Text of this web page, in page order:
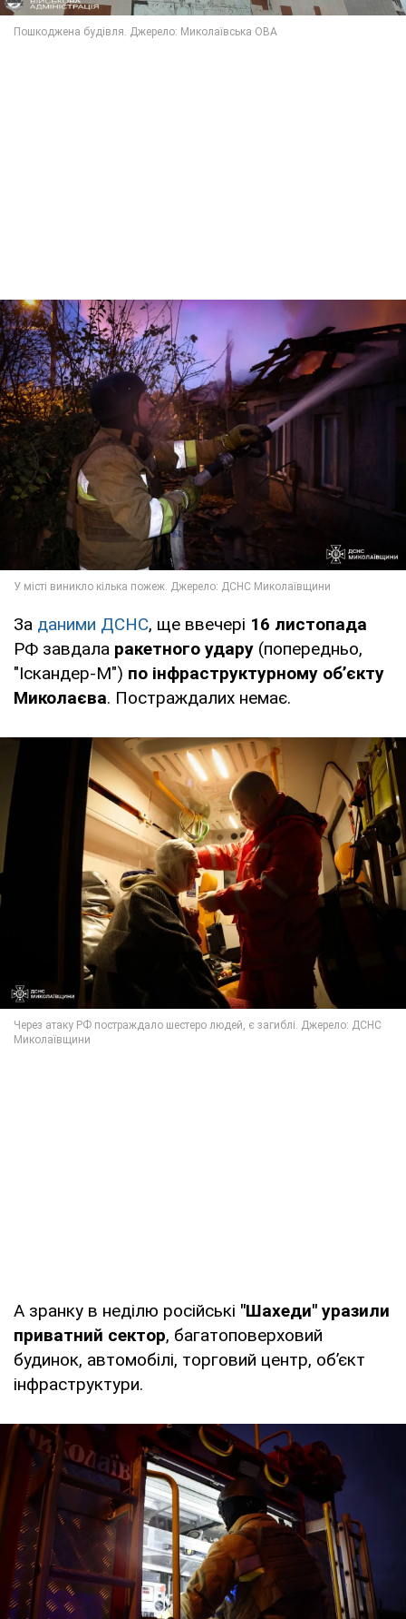
За даними ДСНС, ще ввечері 16 листопада
РФ завдала ракетного удару (попередньо,
"Іскандер-М") по інфраструктурному об’єкту
Миколаєва. Постраждалих немає.
А зранку в неділю російські "Шахеди" уразили
приватний сектор, багатоповерховий
будинок, автомобілі, торговий центр, об’єкт
інфраструктури.